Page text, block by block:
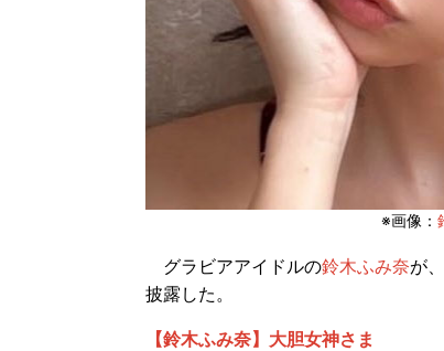
※画像：
グラビアアイドルの鈴木ふみ奈が
披露した。
【鈴木ふみ奈】大胆女神さま